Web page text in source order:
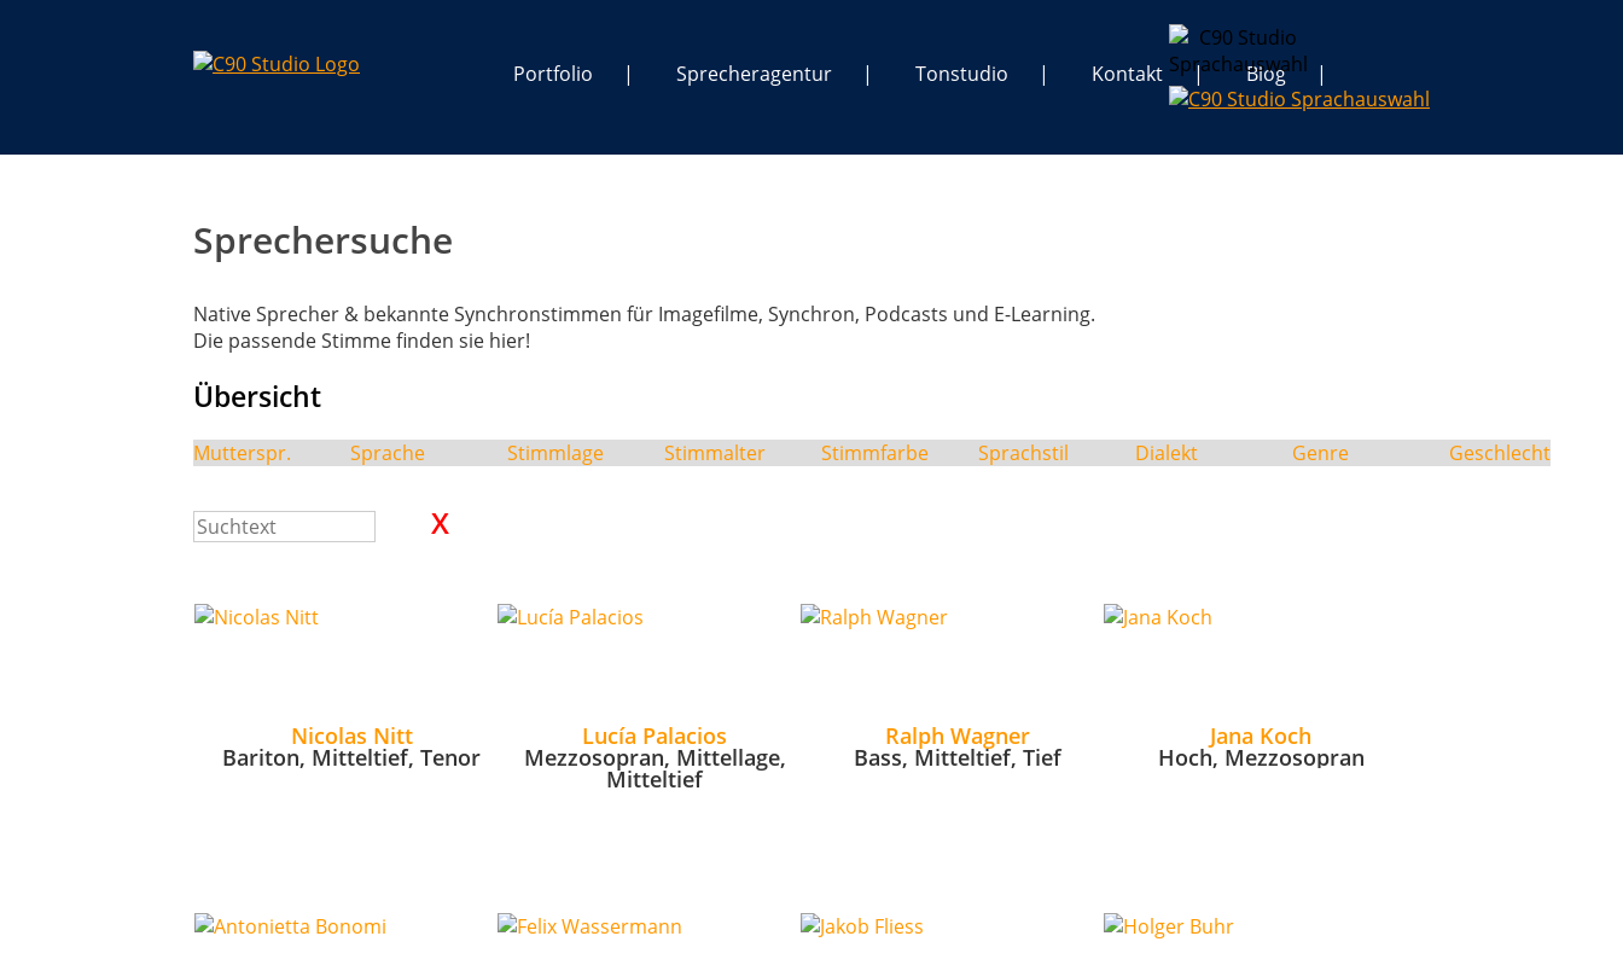
Portfolio Sprecheragentur Tonstudio Kontakt Blog
Sprechersuche
Native Sprecher & bekannte Synchronstimmen für Imagefilme, Synchron, Podcasts und E-Learning.
Die passende Stimme finden sie hier!
Übersicht
Nicolas Nitt
Bariton, Mitteltief, Tenor
Lucía Palacios
Mezzosopran, Mittellage,
Mitteltief
Ralph Wagner
Bass, Mitteltief, Tief
Jana Koch
Hoch, Mezzosopran